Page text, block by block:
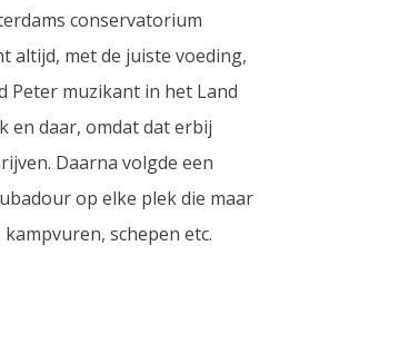
conservatorium
altijd, met de juiste voeding,
Peter muzikant in het Land
en daar, omdat dat erbij
Daarna volgde een
op elke plek die maar
schepen etc.